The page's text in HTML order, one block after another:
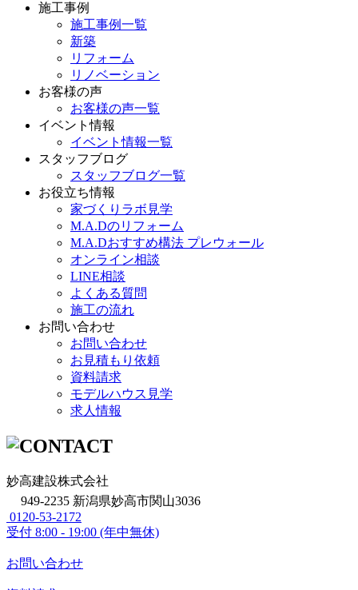
施工事例
施工事例一覧
新築
リフォーム
リノベーション
お客様の声
お客様の声一覧
イベント情報
イベント情報一覧
スタッフブログ
スタッフブログ一覧
お役立ち情報
家づくりラボ見学
M.A.Dのリフォーム
M.A.Dおすすめ構法 プレウォール
オンライン相談
LINE相談
よくある質問
施工の流れ
お問い合わせ
お問い合わせ
お見積もり依頼
資料請求
モデルハウス見学
求人情報
妙高建設株式会社
949-2235 新潟県妙高市関山3036
0120-53-2172
受付 8:00 - 19:00 (年中無休)
お問い合わせ